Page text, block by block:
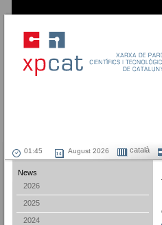
August 2026 català
News
2026
2025
2024